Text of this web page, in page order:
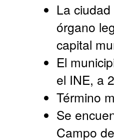
La
órgano
capital
El
el INE, a
Término
Se
Campo